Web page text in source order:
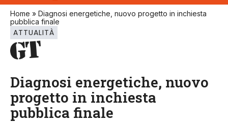
Home » Diagnosi energetiche, nuovo progetto in inchiesta
pubblica finale
ATTUALITÀ
Diagnosi energetiche, nuovo
progetto in inchiesta
pubblica finale